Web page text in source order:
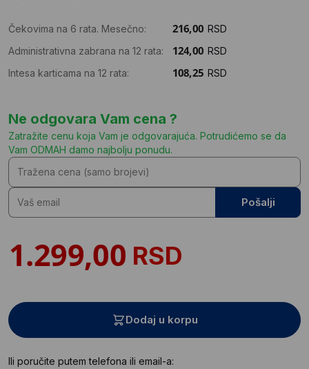
Čekovima na 6 rata. Mesečno:
RSD
Administrativna zabrana na 12 rata:
RSD
Intesa karticama na 12 rata:
RSD
Ne odgovara Vam cena ?
Zatražite cenu koja Vam je odgovarajuća. Potrudićemo se da
Vam ODMAH damo najbolju ponudu.
Pošalji
RSD
Dodaj u korpu
Ili poručite putem telefona ili email-a: